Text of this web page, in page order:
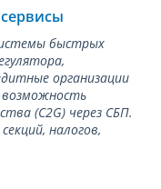
быстрых
организации
возможность
(С2G) через СБП.
налогов,